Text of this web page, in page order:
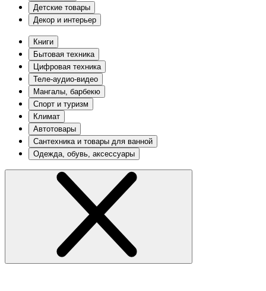
Детские товары
Декор и интерьер
Книги
Бытовая техника
Цифровая техника
Теле-аудио-видео
Мангалы, барбекю
Спорт и туризм
Климат
Автотовары
Сантехника и товары для ванной
Одежда, обувь, аксессуары